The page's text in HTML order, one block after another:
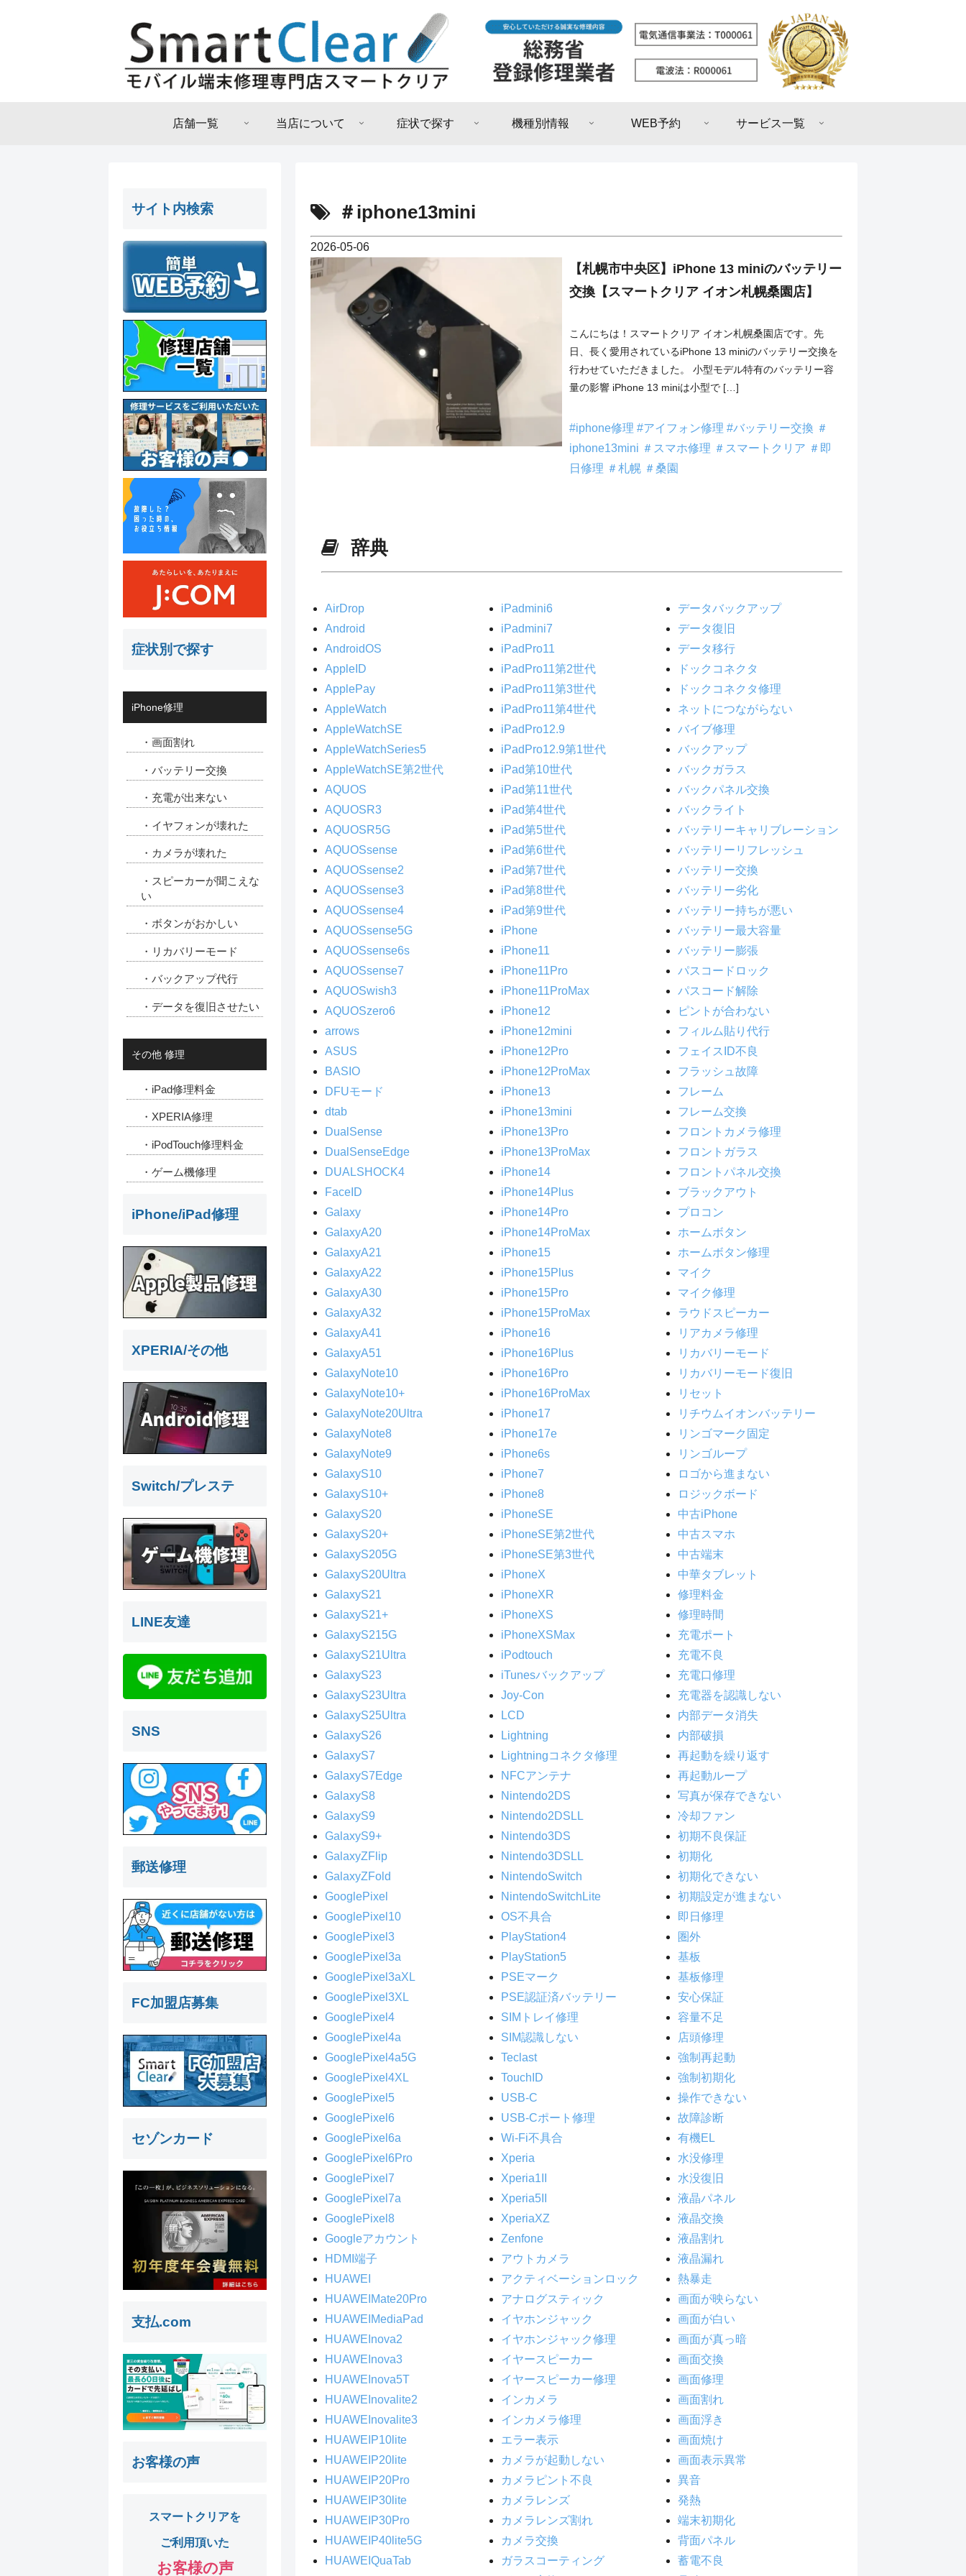
店舗一覧 当店について 症状で探す 機種別情報 WEB予約 サービス一覧
＃iphone13mini
2026-05-06
【札幌市中央区】iPhone 13 miniのバッテリー
交換【スマートクリア イオン札幌桑園店】
こんにちは！スマートクリア イオン札幌桑園店です。先
日、長く愛用されているiPhone 13 miniのバッテリー交換を
行わせていただきました。 小型モデル特有のバッテリー容
量の影響 iPhone 13 miniは小型で […]
#iphone修理 #アイフォン修理 #バッテリー交換 ＃
iphone13mini ＃スマホ修理 ＃スマートクリア ＃即
日修理 ＃札幌 ＃桑園
辞典
AirDrop
Android
AndroidOS
AppleID
ApplePay
AppleWatch
AppleWatchSE
AppleWatchSeries5
AppleWatchSE第2世代
AQUOS
AQUOSR3
AQUOSR5G
AQUOSsense
AQUOSsense2
AQUOSsense3
AQUOSsense4
AQUOSsense5G
AQUOSsense6s
AQUOSsense7
AQUOSwish3
AQUOSzero6
arrows
ASUS
BASIO
DFUモード
dtab
DualSense
DualSenseEdge
DUALSHOCK4
FaceID
Galaxy
GalaxyA20
GalaxyA21
GalaxyA22
GalaxyA30
GalaxyA32
GalaxyA41
GalaxyA51
GalaxyNote10
GalaxyNote10+
GalaxyNote20Ultra
GalaxyNote8
GalaxyNote9
GalaxyS10
GalaxyS10+
GalaxyS20
GalaxyS20+
GalaxyS205G
GalaxyS20Ultra
GalaxyS21
GalaxyS21+
GalaxyS215G
GalaxyS21Ultra
GalaxyS23
GalaxyS23Ultra
GalaxyS25Ultra
GalaxyS26
GalaxyS7
GalaxyS7Edge
GalaxyS8
GalaxyS9
GalaxyS9+
GalaxyZFlip
GalaxyZFold
GooglePixel
GooglePixel10
GooglePixel3
GooglePixel3a
GooglePixel3aXL
GooglePixel3XL
GooglePixel4
GooglePixel4a
GooglePixel4a5G
GooglePixel4XL
GooglePixel5
GooglePixel6
GooglePixel6a
GooglePixel6Pro
GooglePixel7
GooglePixel7a
GooglePixel8
Googleアカウント
HDMI端子
HUAWEI
HUAWEIMate20Pro
HUAWEIMediaPad
HUAWEInova2
HUAWEInova3
HUAWEInova5T
HUAWEInovalite2
HUAWEInovalite3
HUAWEIP10lite
HUAWEIP20lite
HUAWEIP20Pro
HUAWEIP30lite
HUAWEIP30Pro
HUAWEIP40lite5G
HUAWEIQuaTab
iPadmini6
iPadmini7
iPadPro11
iPadPro11第2世代
iPadPro11第3世代
iPadPro11第4世代
iPadPro12.9
iPadPro12.9第1世代
iPad第10世代
iPad第11世代
iPad第4世代
iPad第5世代
iPad第6世代
iPad第7世代
iPad第8世代
iPad第9世代
iPhone
iPhone11
iPhone11Pro
iPhone11ProMax
iPhone12
iPhone12mini
iPhone12Pro
iPhone12ProMax
iPhone13
iPhone13mini
iPhone13Pro
iPhone13ProMax
iPhone14
iPhone14Plus
iPhone14Pro
iPhone14ProMax
iPhone15
iPhone15Plus
iPhone15Pro
iPhone15ProMax
iPhone16
iPhone16Plus
iPhone16Pro
iPhone16ProMax
iPhone17
iPhone17e
iPhone6s
iPhone7
iPhone8
iPhoneSE
iPhoneSE第2世代
iPhoneSE第3世代
iPhoneX
iPhoneXR
iPhoneXS
iPhoneXSMax
iPodtouch
iTunesバックアップ
Joy-Con
LCD
Lightning
Lightningコネクタ修理
NFCアンテナ
Nintendo2DS
Nintendo2DSLL
Nintendo3DS
Nintendo3DSLL
NintendoSwitch
NintendoSwitchLite
OS不具合
PlayStation4
PlayStation5
PSEマーク
PSE認証済バッテリー
SIMトレイ修理
SIM認識しない
Teclast
TouchID
USB-C
USB-Cポート修理
Wi-Fi不具合
Xperia
Xperia1II
Xperia5II
XperiaXZ
Zenfone
アウトカメラ
アクティベーションロック
アナログスティック
イヤホンジャック
イヤホンジャック修理
イヤースピーカー
イヤースピーカー修理
インカメラ
インカメラ修理
エラー表示
カメラが起動しない
カメラピント不良
カメラレンズ
カメラレンズ割れ
カメラ交換
ガラスコーティング
データバックアップ
データ復旧
データ移行
ドックコネクタ
ドックコネクタ修理
ネットにつながらない
バイブ修理
バックアップ
バックガラス
バックパネル交換
バックライト
バッテリーキャリブレーション
バッテリーリフレッシュ
バッテリー交換
バッテリー劣化
バッテリー持ちが悪い
バッテリー最大容量
バッテリー膨張
パスコードロック
パスコード解除
ピントが合わない
フィルム貼り代行
フェイスID不良
フラッシュ故障
フレーム
フレーム交換
フロントカメラ修理
フロントガラス
フロントパネル交換
ブラックアウト
プロコン
ホームボタン
ホームボタン修理
マイク
マイク修理
ラウドスピーカー
リアカメラ修理
リカバリーモード
リカバリーモード復旧
リセット
リチウムイオンバッテリー
リンゴマーク固定
リンゴループ
ロゴから進まない
ロジックボード
中古iPhone
中古スマホ
中古端末
中華タブレット
修理料金
修理時間
充電ポート
充電不良
充電口修理
充電器を認識しない
内部データ消失
内部破損
再起動を繰り返す
再起動ループ
写真が保存できない
冷却ファン
初期不良保証
初期化
初期化できない
初期設定が進まない
即日修理
圏外
基板
基板修理
安心保証
容量不足
店頭修理
強制再起動
強制初期化
操作できない
故障診断
有機EL
水没修理
水没復旧
液晶パネル
液晶交換
液晶割れ
液晶漏れ
熱暴走
画面が映らない
画面が白い
画面が真っ暗
画面交換
画面修理
画面割れ
画面浮き
画面焼け
画面表示異常
異音
発熱
端末初期化
背面パネル
蓄電不良
サイト内検索
症状別で探す
iPhone修理
・画面割れ
・バッテリー交換
・充電が出来ない
・イヤフォンが壊れた
・カメラが壊れた
・スピーカーが聞こえな
い
・ボタンがおかしい
・リカバリーモード
・バックアップ代行
・データを復旧させたい
その他 修理
・iPad修理料金
・XPERIA修理
・iPodTouch修理料金
・ゲーム機修理
iPhone/iPad修理
XPERIA/その他
Switch/プレステ
LINE友達
SNS
郵送修理
FC加盟店募集
セゾンカード
支払.com
お客様の声
スマートクリアを
ご利用頂いた
お客様の声